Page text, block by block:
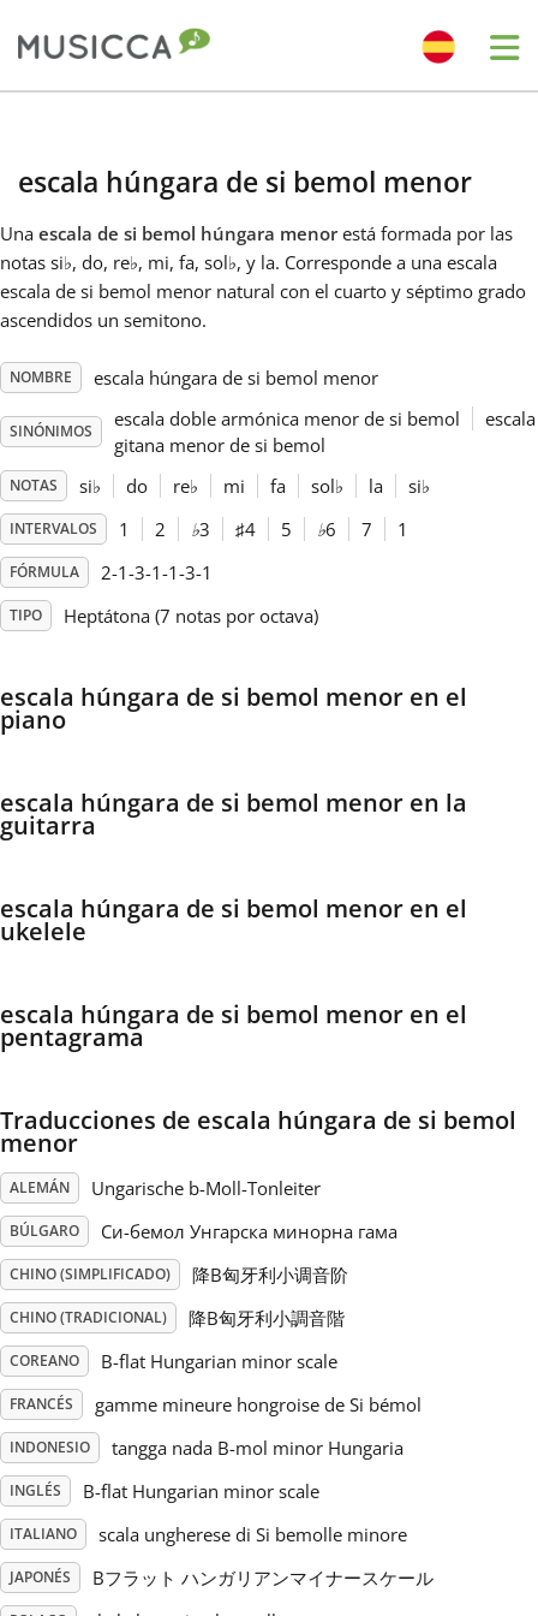
Български
Dansk
English
Français
Italiano
Português
Русский
Svenska
Tiếng Việt
Türkçe
Українська
繁體中文
escala húngara de si bemol menor
Una escala de si bemol húngara menorestá formada por las
notas si♭, do, re♭, mi, fa, sol♭, y la. Corresponde a una escala
escala de si bemol menor natural con el cuarto y séptimo grado
ascendidos un semitono.
NOMBRE escala húngara de si bemol menor
SINÓNIMOS
escala doble armónica menor de si bemol
escala
gitana menor de si bemol
NOTAS si♭ do re♭ mi fa sol♭ la si♭
INTERVALOS 1 2 ♭3 ♯4 5 ♭6 7 1
FÓRMULA 2-1-3-1-1-3-1
TIPO Heptátona (7 notas por octava)
escala húngara de si bemol menor en el
piano
escala húngara de si bemol menor en la
guitarra
escala húngara de si bemol menor en el
ukelele
escala húngara de si bemol menor en el
pentagrama
Traducciones de escala húngara de si bemol
menor
ALEMÁN Ungarische b-Moll-Tonleiter
BÚLGARO Си-бемол Унгарска минорна гама
CHINO (SIMPLIFICADO) 降B匈牙利小调音阶
CHINO (TRADICIONAL) 降B匈牙利小調音階
COREANO B-flat Hungarian minor scale
FRANCÉS gamme mineure hongroise de Si bémol
INDONESIO tangga nada B-mol minor Hungaria
INGLÉS B-flat Hungarian minor scale
ITALIANO scala ungherese di Si bemolle minore
JAPONÉS Bフラット ハンガリアンマイナースケール